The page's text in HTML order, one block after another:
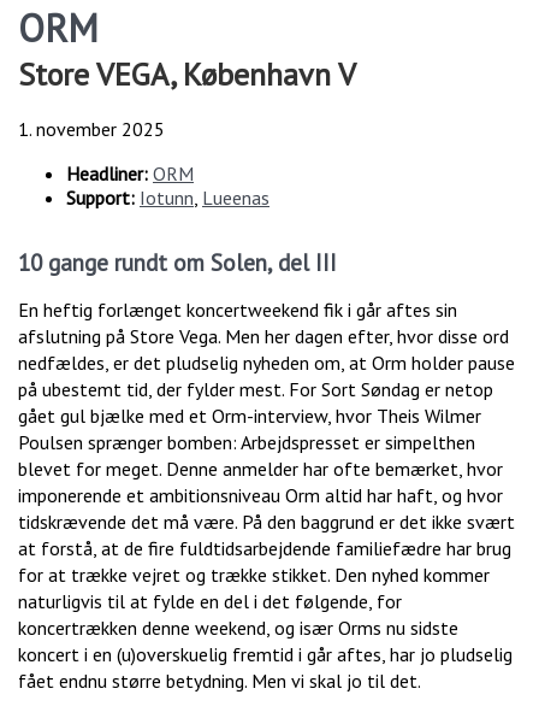
ORM
Store VEGA, København V
1. november 2025
Headliner: ORM
Support: Iotunn Lueenas
10 gange rundt om Solen, del III
En heftig forlænget koncertweekend fik i går aftes sin
afslutning på Store Vega. Men her dagen efter, hvor disse ord
nedfældes, er det pludselig nyheden om, at Orm holder pause
på ubestemt tid, der fylder mest. For Sort Søndag er netop
gået gul bjælke med et Orm-interview, hvor Theis Wilmer
Poulsen sprænger bomben: Arbejdspresset er simpelthen
blevet for meget. Denne anmelder har ofte bemærket, hvor
imponerende et ambitionsniveau Orm altid har haft, og hvor
tidskrævende det må være. På den baggrund er det ikke svært
at forstå, at de fire fuldtidsarbejdende familiefædre har brug
for at trække vejret og trække stikket. Den nyhed kommer
naturligvis til at fylde en del i det følgende, for
koncertrækken denne weekend, og især Orms nu sidste
koncert i en (u)overskuelig fremtid i går aftes, har jo pludselig
fået endnu større betydning. Men vi skal jo til det.